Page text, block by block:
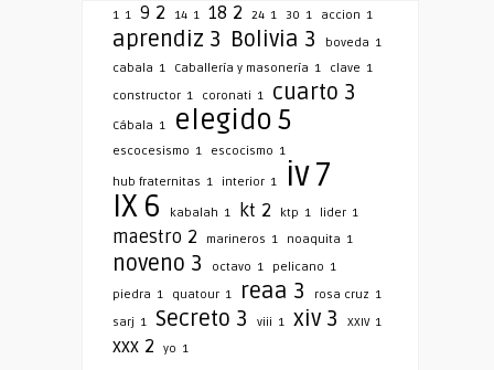
1 1 9 2 14 1 18 2 24 1 30 1 accion 1
aprendiz 3 Bolivia 3 boveda 1
cabala 1 Caballería y masonería 1 clave 1
constructor 1 coronati 1 cuarto 3
Cábala 1 elegido5
escocesismo 1 escocismo 1
hub fraternitas 1 interior 1 iv7
IX 6 kabalah 1 kt 2 ktp 1 lider 1
maestro 2 marineros 1 noaquita 1
noveno 3 octavo 1 pelicano 1
piedra 1 quatour 1 reaa 3 rosa cruz 1
sarj 1 Secreto 3 viii 1 xiv 3 XXIV 1
xxx 2 yo 1